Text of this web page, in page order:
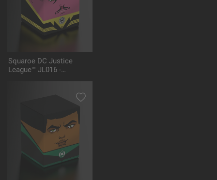
Squaroe DC Justice
League™ JL016 -